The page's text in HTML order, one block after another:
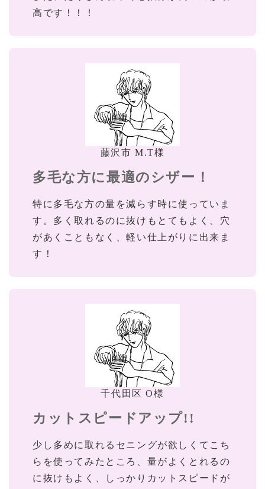
高です！！！
藤沢市 M.T様
多毛な方に最適のシザー！
特に多毛な方の量を減らす時に使っていま
す。多く取れるのに抜けもとてもよく、穴
があくこともなく、軽い仕上がりに出来ま
す！
千代田区 O様
カットスピードアップ!!
少し多めに取れるセニングが欲しくてこち
らを使ってみたところ、量がよくとれるの
に抜けもよく、しっかりカットスピードが